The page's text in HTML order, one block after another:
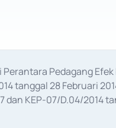
Pedagang
tanggal 28 Februari
dan KEP-07/D.04/2014